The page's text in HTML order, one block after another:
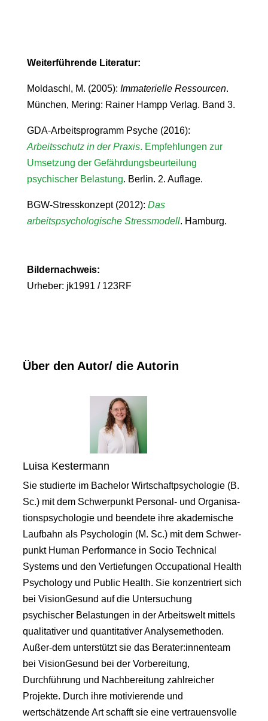
Weiterführende Literatur:
Moldaschl, M. (2005): Immaterielle Ressourcen.
München, Mering: Rainer Hampp Verlag. Band 3.
GDA-Arbeitsprogramm Psyche (2016):
Arbeitsschutz in der Praxis. Empfehlungen zur
Umsetzung der Gefährdungsbeurteilung
psychischer Belastung. Berlin. 2. Auflage.
BGW-Stresskonzept (2012): Das
arbeitspsychologische Stressmodell. Hamburg.
Bildernachweis:
Urheber: jk1991 / 123RF
Über den Autor/ die Autorin
Luisa Kestermann
Sie studierte im Bachelor Wirtschaftpsychologie (B.
Sc.) mit dem Schwerpunkt Personal- und Organisa-
tionspsychologie und beendete ihre akademische
Laufbahn als Psychologin (M. Sc.) mit dem Schwer-
punkt Human Performance in Socio Technical
Systems und den Vertiefungen Occupational Health
Psychology und Public Health. Sie konzentriert sich
bei VisionGesund auf die Untersuchung
psychischer Belastungen in der Arbeitswelt mittels
qualitativer und quantitativer Analysemethoden.
Außer-dem unterstützt sie das Berater:innenteam
bei VisionGesund bei der Vorbereitung,
Durchführung und Nachbereitung zahlreicher
Projekte. Durch ihre motivierende und
wertschätzende Art schafft sie eine vertrauensvolle